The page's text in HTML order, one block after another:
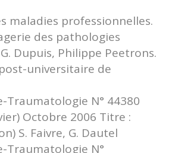
maladies professionnelles.
des pathologies
Dupuis, Philippe Peetrons.
post-universitaire de
Traumatologie N° 44380
Octobre 2006 Titre :
S. Faivre, G. Dautel
Traumatologie N°